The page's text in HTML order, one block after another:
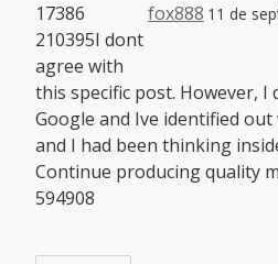
fox888 11 de
17386
210395I dont
agree with
this specific post. However, I
Google and Ive identified
and I had been thinking
Continue producing quality
594908